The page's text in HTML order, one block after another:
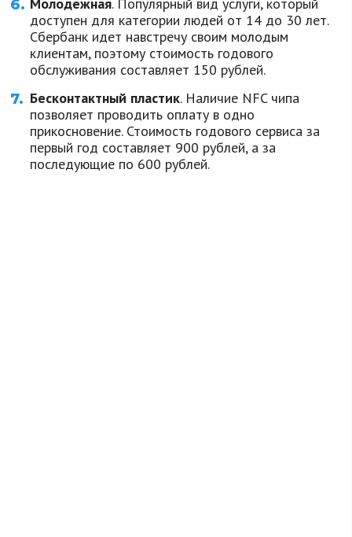
Молодежная. Популярный вид услуги, который
доступен для категории людей от 14 до 30 лет.
Сбербанк идет навстречу своим молодым
клиентам, поэтому стоимость годового
обслуживания составляет 150 рублей.
Бесконтактный пластик. Наличие NFC чипа
позволяет проводить оплату в одно
прикосновение. Стоимость годового сервиса за
первый год составляет 900 рублей, а за
последующие по 600 рублей.